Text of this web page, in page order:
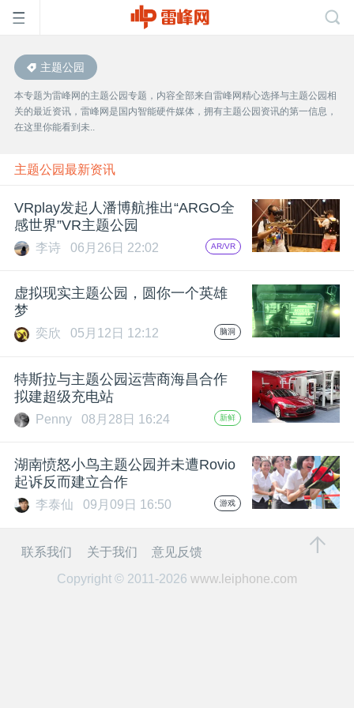
首
页
雷
峰
课
动
中
主题公园
本专题为雷峰网的主题公园专题，内容全部来自雷峰网精心选择与主题公园相
关的最近资讯，雷峰网是国内智能硬件媒体，拥有主题公园资讯的第一信息，
在这里你能看到未..
主题公园最新资讯
VRplay发起人潘博航推出“ARGO全
感世界”VR主题公园
李诗 06月26日 22:02 AR/VR
虚拟现实主题公园，圆你一个英雄
梦
奕欣 05月12日 12:12 脑洞
特斯拉与主题公园运营商海昌合作
拟建超级充电站
Penny 08月28日 16:24 新鲜
湖南愤怒小鸟主题公园并未遭Rovio
起诉反而建立合作
李泰仙 09月09日 16:50 游戏
联系我们 关于我们
意见反馈
Copyright © 2011-2026 www.leiphone.com